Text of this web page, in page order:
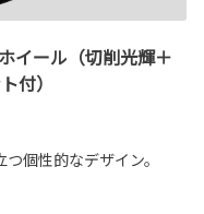
イール（切削光輝＋
付）
個性的なデザイン。